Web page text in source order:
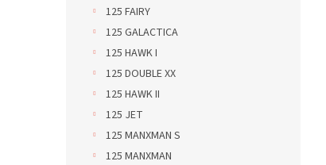
125 FAIRY
125 GALACTICA
125 HAWK I
125 DOUBLE XX
125 HAWK II
125 JET
125 MANXMAN S
125 MANXMAN